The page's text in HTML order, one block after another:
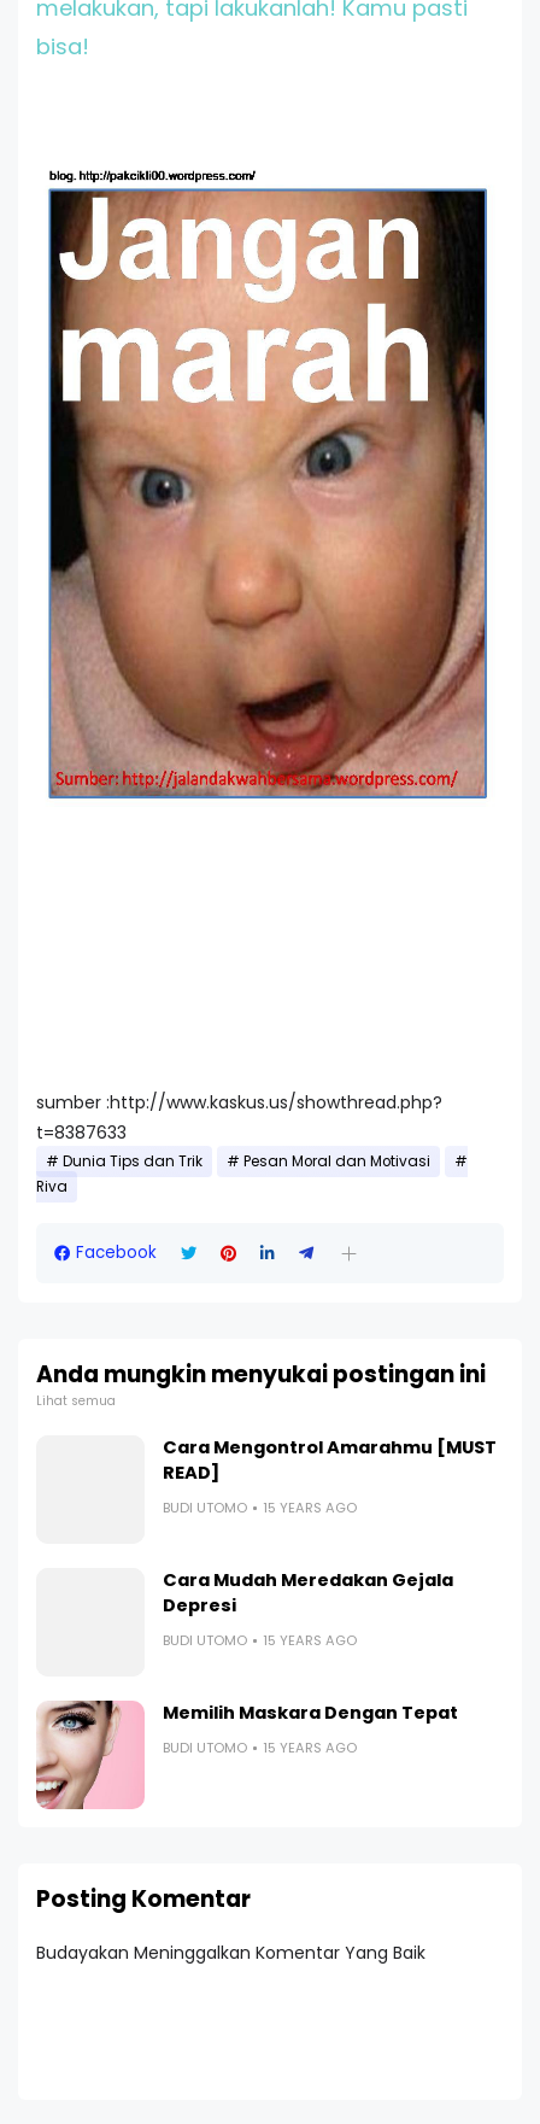
melakukan, tapi lakukanlah! Kamu pasti
bisa!
sumber :http://www.kaskus.us/showthread.php?
t=8387633
Dunia Tips dan Trik
Pesan Moral dan Motivasi
Riva
Facebook
Anda mungkin menyukai postingan ini
Lihat semua
Cara Mengontrol Amarahmu [MUST
READ]
BUDI UTOMO 15 YEARS AGO
Cara Mudah Meredakan Gejala
Depresi
BUDI UTOMO 15 YEARS AGO
Memilih Maskara Dengan Tepat
BUDI UTOMO 15 YEARS AGO
Posting Komentar
Budayakan Meninggalkan Komentar Yang Baik